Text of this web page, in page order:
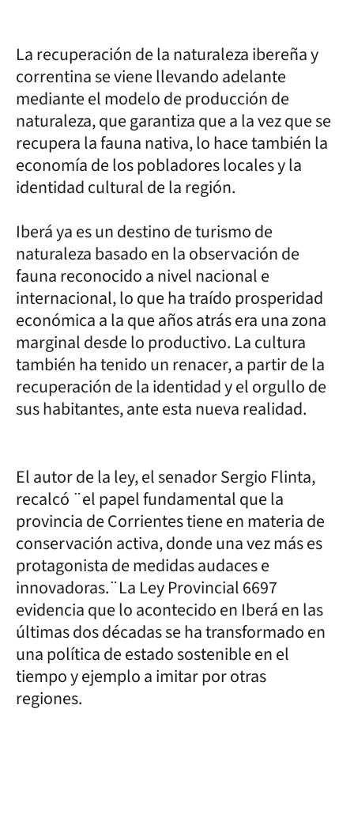
La recuperación de la naturaleza ibereña y
correntina se viene llevando adelante
mediante el modelo de producción de
naturaleza, que garantiza que a la vez que se
recupera la fauna nativa, lo hace también la
economía de los pobladores locales y la
identidad cultural de la región.
Iberá ya es un destino de turismo de
naturaleza basado en la observación de
fauna reconocido a nivel nacional e
internacional, lo que ha traído prosperidad
económica a la que años atrás era una zona
marginal desde lo productivo. La cultura
también ha tenido un renacer, a partir de la
recuperación de la identidad y el orgullo de
sus habitantes, ante esta nueva realidad.
El autor de la ley, el senador Sergio Flinta,
recalcó ¨el papel fundamental que la
provincia de Corrientes tiene en materia de
conservación activa, donde una vez más es
protagonista de medidas audaces e
innovadoras.¨La Ley Provincial 6697
evidencia que lo acontecido en Iberá en las
últimas dos décadas se ha transformado en
una política de estado sostenible en el
tiempo y ejemplo a imitar por otras
regiones.